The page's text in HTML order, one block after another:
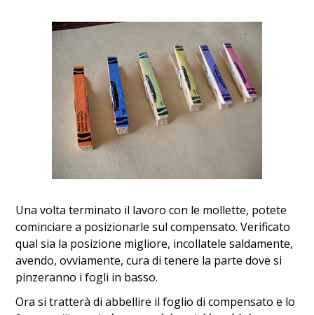
Una volta terminato il lavoro con le mollette, potete
cominciare a posizionarle sul compensato. Verificato
qual sia la posizione migliore, incollatele saldamente,
avendo, ovviamente, cura di tenere la parte dove si
pinzeranno i fogli in basso.
Ora si tratterà di abbellire il foglio di compensato e lo